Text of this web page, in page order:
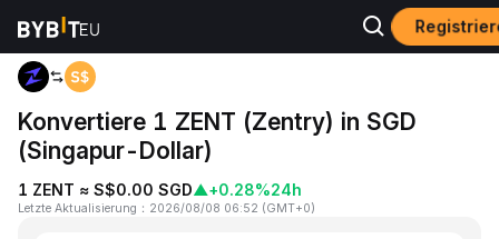
Home ZENT to SGD
Konvertiere 1 ZENT (Zentry) in SGD
(Singapur-Dollar)
1 ZENT ≈ S$0.00 SGD▲+0.28%24h
Letzte Aktualisierung ： 2026/08/08 06:52 (GMT+0)